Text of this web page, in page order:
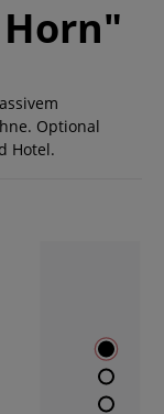
Optional
Hotel.